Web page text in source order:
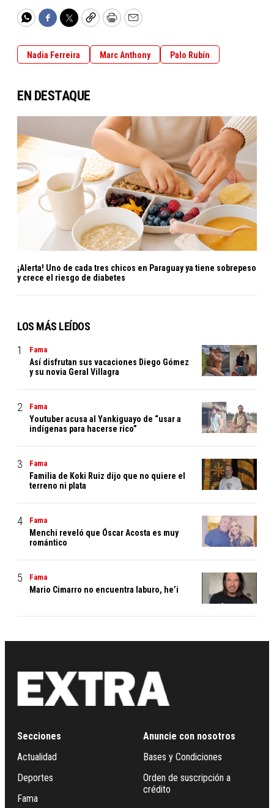
WhatsApp
Facebook
TwitterCopyPrintEmail
Nadia Ferreira Marc Anthony Palo Rubín
EN DESTAQUE
¡Alerta! Uno de cada tres chicos en Paraguay ya tiene sobrepeso
y crece el riesgo de diabetes
LOS MÁS LEÍDOS
Fama
Así disfrutan sus vacaciones Diego Gómez
y su novia Geral Villagra
Fama
Youtuber acusa al Yankiguayo de “usar a
indígenas para hacerse rico”
Fama
Familia de Koki Ruiz dijo que no quiere el
terreno ni plata
Fama
Menchi reveló que Óscar Acosta es muy
romántico
Fama
Mario Cimarro no encuentra laburo, he’i
Secciones
Actualidad
Deportes
Fama
Anuncie con nosotros
Bases y Condiciones
Orden de suscripción a
crédito